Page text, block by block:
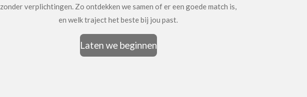
zonder verplichtingen. Zo ontdekken we samen of er een goede match is,
en welk traject het beste bij jou past.
Laten we beginnen